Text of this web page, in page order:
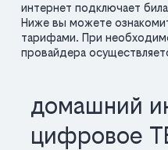
интернет подключает
Ниже вы можете
тарифами. При
провайдера
домашний
цифровое